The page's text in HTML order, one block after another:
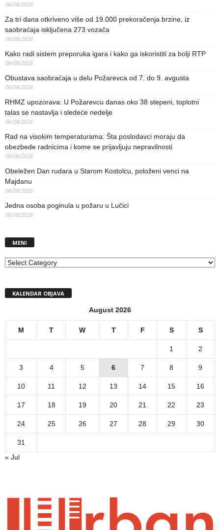
06/08/2026
Za tri dana otkriveno više od 19.000 prekoračenja brzine, iz
saobraćaja isključena 273 vozača
06/08/2026
Kako radi sistem preporuka igara i kako ga iskoristiti za bolji RTP
06/08/2026
Obustava saobraćaja u delu Požarevca od 7. do 9. avgusta
06/08/2026
RHMZ upozorava: U Požarevcu danas oko 38 stepeni, toplotni
talas se nastavlja i sledeće nedelje
06/08/2026
Rad na visokim temperaturama: Šta poslodavci moraju da
obezbede radnicima i kome se prijavljuju nepravilnosti
06/08/2026
Obeležen Dan rudara u Starom Kostolcu, položeni venci na
Majdanu
06/08/2026
Jedna osoba poginula u požaru u Lučici
06/08/2026
MENI
MENI
KALENDAR OBJAVA
August 2026
M T W T F S S
1 2
3 4 5 6 7 8 9
10 11 12 13 14 15 16
17 18 19 20 21 22 23
24 25 26 27 28 29 30
31
« Jul